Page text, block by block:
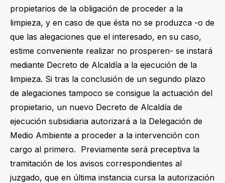
propietarios de la obligación de proceder a la
limpieza, y en caso de que ésta no se produzca -o de
que las alegaciones que el interesado, en su caso,
estime conveniente realizar no prosperen- se instará
mediante Decreto de Alcaldía a la ejecución de la
limpieza. Si tras la conclusión de un segundo plazo
de alegaciones tampoco se consigue la actuación del
propietario, un nuevo Decreto de Alcaldía de
ejecución subsidiaria autorizará a la Delegación de
Medio Ambiente a proceder a la intervención con
cargo al primero. Previamente será preceptiva la
tramitación de los avisos correspondientes al
juzgado, que en última instancia cursa la autorización